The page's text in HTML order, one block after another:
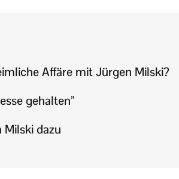
Affäre mit Jürgen Milski?
gehalten”
Milski dazu